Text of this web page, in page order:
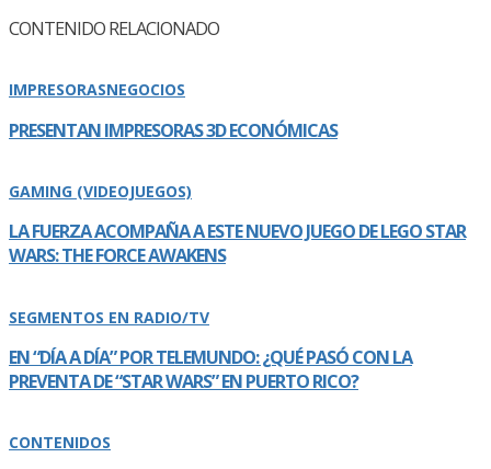
CONTENIDO RELACIONADO
IMPRESORASNEGOCIOS
PRESENTAN IMPRESORAS 3D ECONÓMICAS
GAMING (VIDEOJUEGOS)
LA FUERZA ACOMPAÑA A ESTE NUEVO JUEGO DE LEGO STAR
WARS: THE FORCE AWAKENS
SEGMENTOS EN RADIO/TV
EN “DÍ­A A DÍ­A” POR TELEMUNDO: ¿QUÉ PASÓ CON LA
PREVENTA DE “STAR WARS” EN PUERTO RICO?
CONTENIDOS